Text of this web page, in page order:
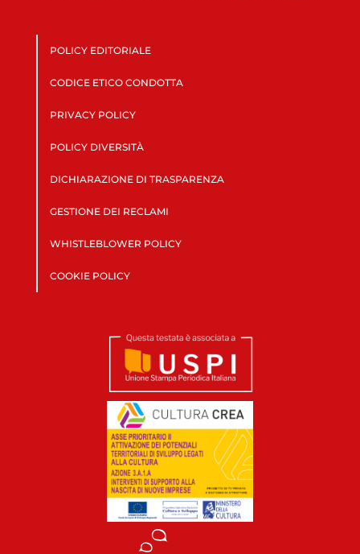
POLICY EDITORIALE
CODICE ETICO CONDOTTA
PRIVACY POLICY
POLICY DIVERSITÀ
DICHIARAZIONE DI TRASPARENZA
GESTIONE DEI RECLAMI
WHISTLEBLOWER POLICY
COOKIE POLICY